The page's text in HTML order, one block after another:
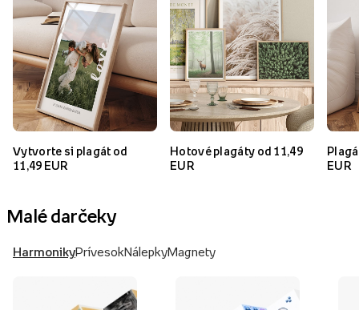
Vytvorte si plagát od
11,49 EUR
Hotové plagáty od 11,49
EUR
EUR
Malé darčeky
HarmonikyPrívesokNálepkyMagnety